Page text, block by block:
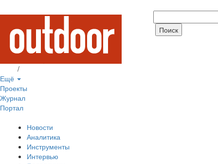
/
Ещё
Проекты
Журнал
Портал
Новости
Аналитика
Инструменты
Интервью